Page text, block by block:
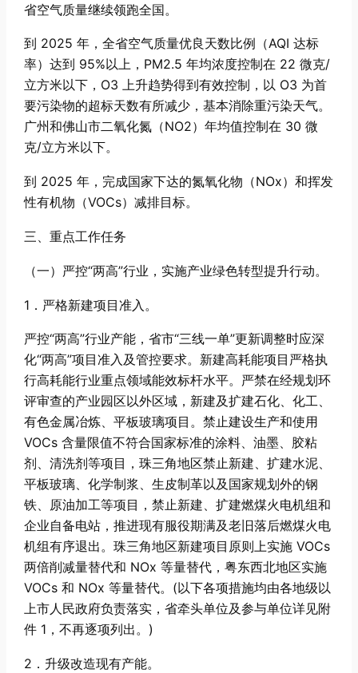
省空气质量继续领跑全国。
到 2025 年，全省空气质量优良天数比例（AQI 达标
率）达到 95%以上，PM2.5 年均浓度控制在 22 微克/
立方米以下，O3 上升趋势得到有效控制，以 O3 为首
要污染物的超标天数有所减少，基本消除重污染天气。
广州和佛山市二氧化氮（NO2）年均值控制在 30 微
克/立方米以下。
到 2025 年，完成国家下达的氮氧化物（NOx）和挥发
性有机物（VOCs）减排目标。
三、重点工作任务
（一）严控“两高”行业，实施产业绿色转型提升行动。
1．严格新建项目准入。
严控“两高”行业产能，省市“三线一单”更新调整时应深
化“两高”项目准入及管控要求。新建高耗能项目严格执
行高耗能行业重点领域能效标杆水平。严禁在经规划环
评审查的产业园区以外区域，新建及扩建石化、化工、
有色金属冶炼、平板玻璃项目。禁止建设生产和使用
VOCs 含量限值不符合国家标准的涂料、油墨、胶粘
剂、清洗剂等项目，珠三角地区禁止新建、扩建水泥、
平板玻璃、化学制浆、生皮制革以及国家规划外的钢
铁、原油加工等项目，禁止新建、扩建燃煤火电机组和
企业自备电站，推进现有服役期满及老旧落后燃煤火电
机组有序退出。珠三角地区新建项目原则上实施 VOCs
两倍削减量替代和 NOx 等量替代，粤东西北地区实施
VOCs 和 NOx 等量替代。(以下各项措施均由各地级以
上市人民政府负责落实，省牵头单位及参与单位详见附
件 1，不再逐项列出。)
2．升级改造现有产能。